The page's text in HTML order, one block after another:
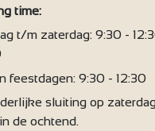
time:
t/m zaterdag: 9:30 -
feestdagen: 9:30 - 12:30
sluiting op zaterdag
de ochtend.